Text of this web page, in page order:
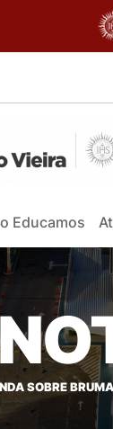
Educamos
SOBRE